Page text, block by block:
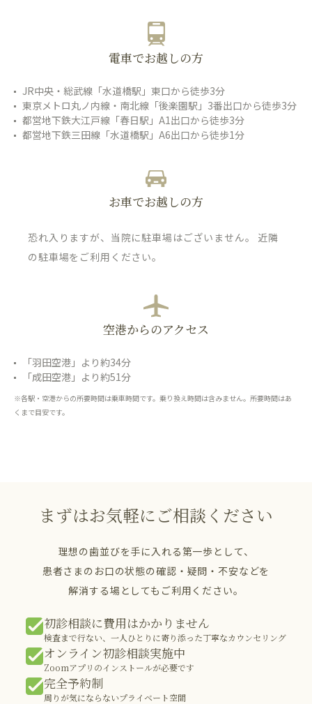
電車でお越しの方
JR中央・総武線「水道橋駅」東口から徒歩3分
東京メトロ丸ノ内線・南北線「後楽園駅」3番出口から徒歩3分
都営地下鉄大江戸線「春日駅」A1出口から徒歩3分
都営地下鉄三田線「水道橋駅」A6出口から徒歩1分
お車でお越しの方
恐れ入りますが、当院に駐車場はございません。 近隣
の駐車場をご利用ください。
空港からのアクセス
「羽田空港」より約34分
「成田空港」より約51分
※各駅・空港からの所要時間は乗車時間です。乗り換え時間は含みません。所要時間はあ
くまで目安です。
まずはお気軽にご相談ください
理想の歯並びを手に入れる第一歩として、
患者さまのお口の状態の確認・疑問・不安などを
解消する場としてもご利用ください。
初診相談に費用はかかりません
検査まで行ない、一人ひとりに寄り添った丁寧なカウンセリング
オンライン初診相談実施中
Zoomアプリのインストールが必要です
完全予約制
周りが気にならないプライベート空間